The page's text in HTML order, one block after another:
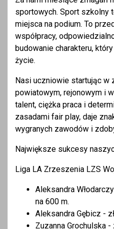
sportowych. Sport szkolny
miejsca na podium. To
współpracy,
budowanie charakteru,
życie.
Nasi uczniowie startując w
powiatowym, rejonowym i
talent, ciężka praca i
zasadami fair play, daje
wygranych zawodów i
Największe sukcesy
Liga LA Zrzeszenia LZS
Aleksandra
na 600 m.
Aleksandra Gębicz -
Zuzanna Grochulska